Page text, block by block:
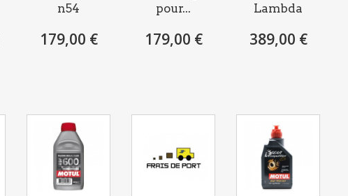
n54
179,00 €
pour...
179,00 €
Lambda
389,00 €